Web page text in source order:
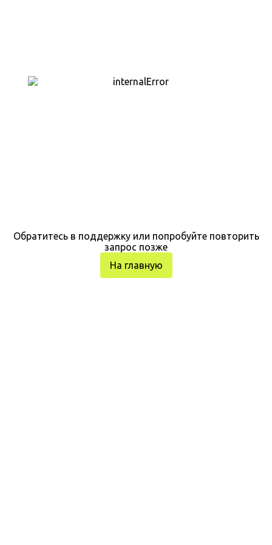
Обратитесь в поддержку или попробуйте повторить
запрос позже
На главную